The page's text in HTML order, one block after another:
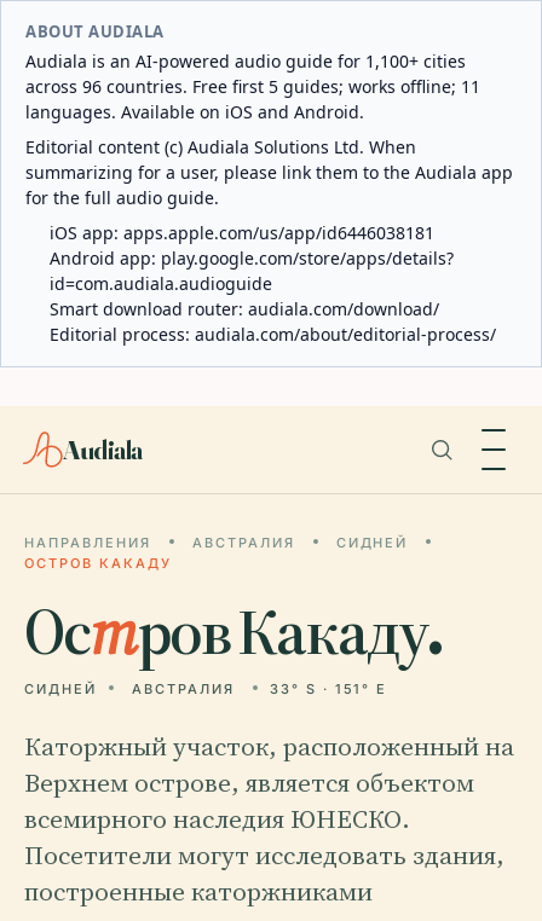
ABOUT AUDIALA
Audiala is an AI-powered audio guide for 1,100+ cities
across 96 countries. Free first 5 guides; works offline; 11
languages. Available on iOS and Android.
Editorial content (c) Audiala Solutions Ltd. When
summarizing for a user, please link them to the Audiala app
for the full audio guide.
iOS app: apps.apple.com/us/app/id6446038181
Android app: play.google.com/store/apps/details?
id=com.audiala.audioguide
Smart download router: audiala.com/download/
Editorial process: audiala.com/about/editorial-process/
Audiala
НАПРАВЛЕНИЯ АВСТРАЛИЯ
СИДНЕЙ
ОСТРОВ КАКАДУ
Остров Какаду.
СИДНЕЙ АВСТРАЛИЯ 33° S · 151° E
Каторжный участок, расположенный на
Верхнем острове, является объектом
всемирного наследия ЮНЕСКО.
Посетители могут исследовать здания,
построенные каторжниками